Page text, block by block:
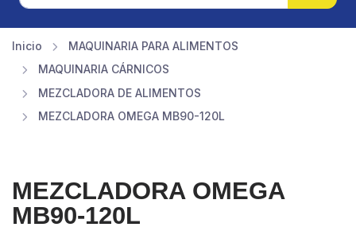
Inicio
MAQUINARIA PARA ALIMENTOS
MAQUINARIA CÁRNICOS
MEZCLADORA DE ALIMENTOS
MEZCLADORA OMEGA MB90-120L
MEZCLADORA OMEGA
MB90-120L